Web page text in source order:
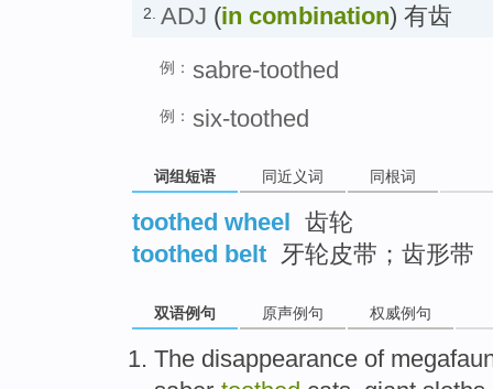
2. ADJ (in combination) 有齿
例： sabre-toothed
例： six-toothed
词组短语 同近义词 同根词
toothed wheel
齿轮
toothed belt 牙轮皮带；齿形带
双语例句 原声例句 权威例句
The disappearance of